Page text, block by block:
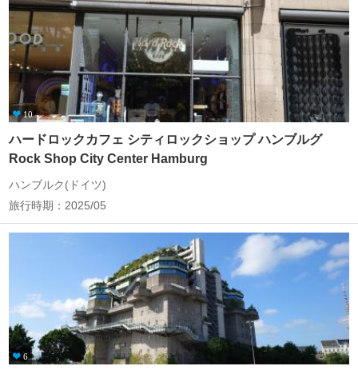
10
ハードロックカフェ シティロックショップ ハンブルグ
Rock Shop City Center Hamburg
ハンブルク(ドイツ)
旅行時期：2025/05
6